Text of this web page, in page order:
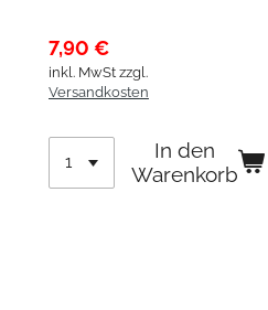
7,90 €
inkl. MwSt zzgl.
Versandkosten
In den
Warenkorb